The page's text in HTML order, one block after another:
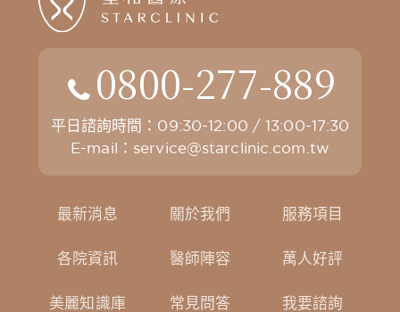
0800-277-889
平日諮詢時間：09:30-12:00 / 13:00-17:30
E-mail： service@starclinic.com.tw
最新消息 關於我們 服務項目
各院資訊 醫師陣容 萬人好評
美麗知識庫 常見問答 我要諮詢